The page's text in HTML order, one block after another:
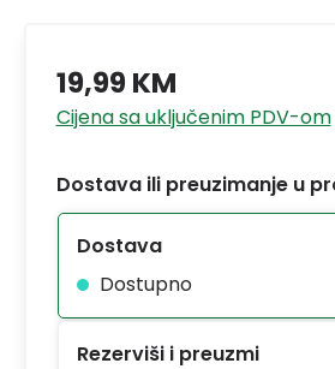
19,99 KM
Cijena sa uključenim PDV-om
Dostava ili preuzimanje u
Dostava
Dostupno
Rezerviši i preuzmi